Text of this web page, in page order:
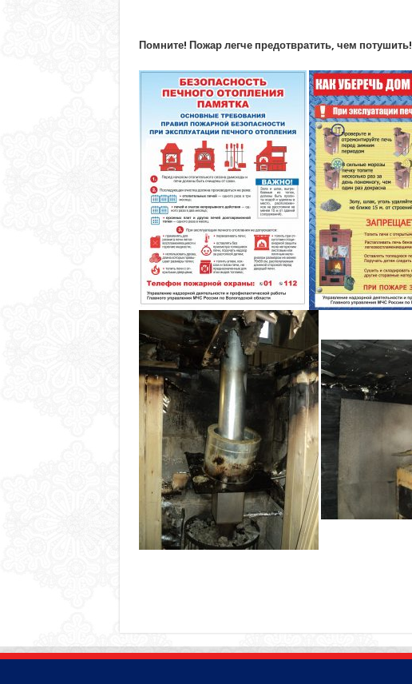
Помните! Пожар легче предотвратить, чем потушить!